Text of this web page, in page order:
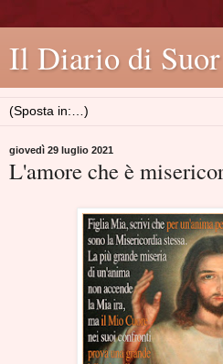
Il Diario di Suor
giovedì 29 luglio 2021
L'amore che è